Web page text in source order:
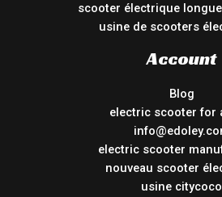
scooter électrique
usine de scooters
Account
Blog
electric scooter for
electric scooter
nouveau scooter
usine citycoco